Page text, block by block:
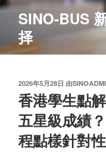
跳
容
SINO-BUS
择
发
布
于
2026年5月28日 由
香港學生點
五星級成績
程點樣針對